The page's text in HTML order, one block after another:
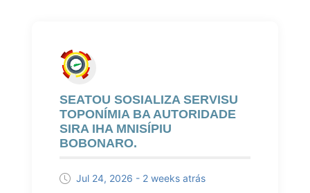
SEATOU SOSIALIZA SERVISU
TOPONÍMIA BA AUTORIDADE
SIRA IHA MNISÍPIU
BOBONARO.
Jul 24, 2026 - 2 weeks atrás